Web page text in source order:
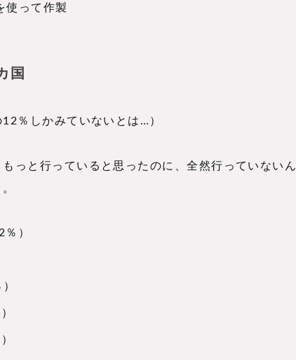
使って作製
国
％しかみていないとは…）
っと行っていると思ったのに、全然行っていないん
）